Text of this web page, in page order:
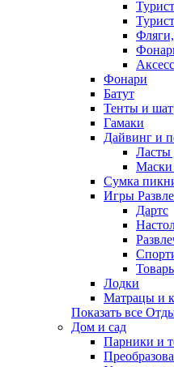
Фонари
Батут
Тенты и
Гамаки
Дайвинг и
Ласты
Маски
Сумка
Игры
Дартс
Лодки
Матрацы и
Показать все
Дом и сад
Парники и